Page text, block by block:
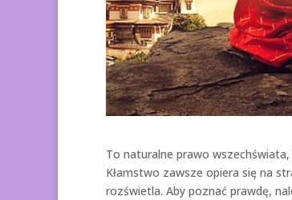
To naturalne prawo
Kłamstwo zawsze opiera się na
rozświetla. Aby poznać prawdę,